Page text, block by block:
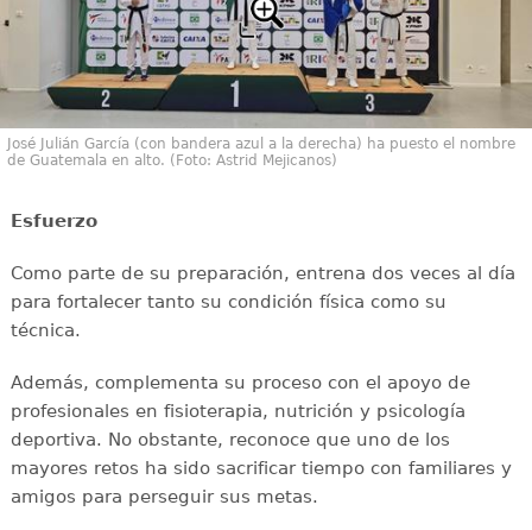
José Julián García (con bandera azul a la derecha) ha puesto el nombre
de Guatemala en alto. (Foto: Astrid Mejicanos)
Esfuerzo
Como parte de su preparación, entrena dos veces al día
para fortalecer tanto su condición física como su
técnica.
Además, complementa su proceso con el apoyo de
profesionales en fisioterapia, nutrición y psicología
deportiva. No obstante, reconoce que uno de los
mayores retos ha sido sacrificar tiempo con familiares y
amigos para perseguir sus metas.